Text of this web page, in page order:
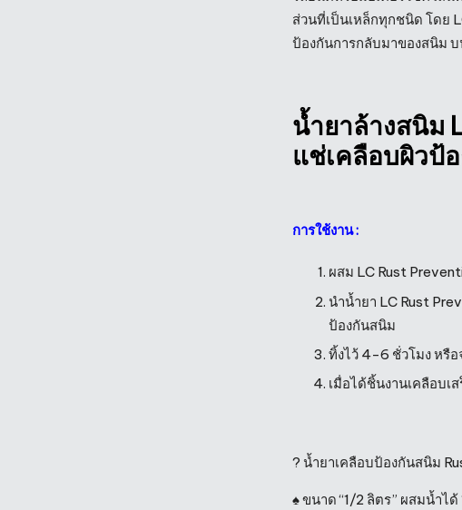
ส่วนที่เป็นเหล็กทุกชนิด โดย
ป้องกันการกลับมาของสนิม
น้ำยาล้างสนิม
แช่เคลือบผิวป้
การใช้งาน :
ผสม LC Rust
นำน้ำยา LC Rust
ป้องกันสนิม
ทิ้งไว้ 4-6 ชั่วโมง หรื
เมื่อได้ชิ้นงานเคลือบเ
? น้ำยาเคลือบป้องกันสนิม
♠️ ขนาด “1/2 ลิตร” ผสมน้ำไ